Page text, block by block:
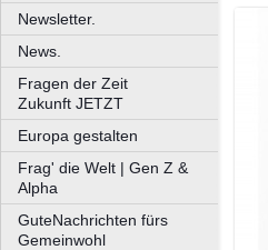
Newsletter.
News.
Fragen der Zeit
Zukunft JETZT
Europa gestalten
Frag' die Welt | Gen Z &
Alpha
GuteNachrichten fürs
Gemeinwohl